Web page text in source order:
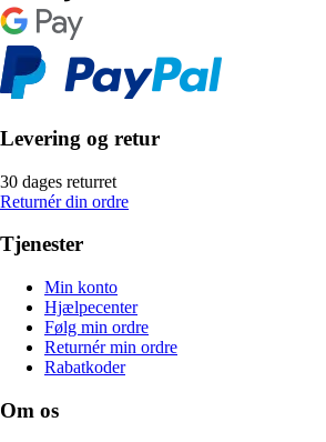
Levering og retur
30 dages returret
Returnér din ordre
Tjenester
Min konto
Hjælpecenter
Følg min ordre
Returnér min ordre
Rabatkoder
Om os